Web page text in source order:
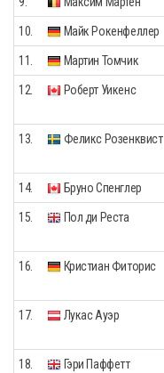
10. Майк Рокенфеллер
11. Мартин Томчик
12. Роберт Уикенс
13. Феликс Розенквист
14. Бруно Спенглер
15. Пол ди Реста
16. Кристиан Фиторис
17. Лукас Ауэр
18. Гэри Паффетт